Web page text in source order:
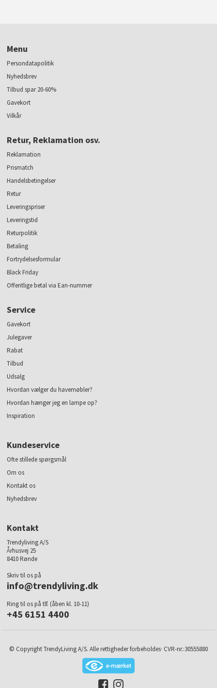
Menu
Persondatapolitik
Nyhedsbrev
Tilbud spar 20-60%
Gavekort
Vilkår
Retur, Reklamation osv.
Reklamation
Prismatch
Handelsbetingelser
Retur
Leveringspriser
Leveringstid
Returpolitik
Betaling
Fortrydelsesformular
Black Friday
Offentlige betal via Ean-nummer
Service
Gavekort
Julegaver
Rabat
Tilbud
Udsalg
Hvordan vælger du havemøbler?
Hvordan hænger jeg en lampe op?
Inspiration
Kundeservice
Ofte stillede spørgsmål
Om os
Kontakt os
Nyhedsbrev
Kontakt
Trendyliving A/S
Århusvej 25
8410 Rønde
Skriv til os på
info@trendyliving.dk
Ring til os på tlf. (åben kl. 10-11)
+45 6151 4400
© Copyright TrendyLiving A/S. Alle rettigheder forbeholdes· CVR-nr.:30555880